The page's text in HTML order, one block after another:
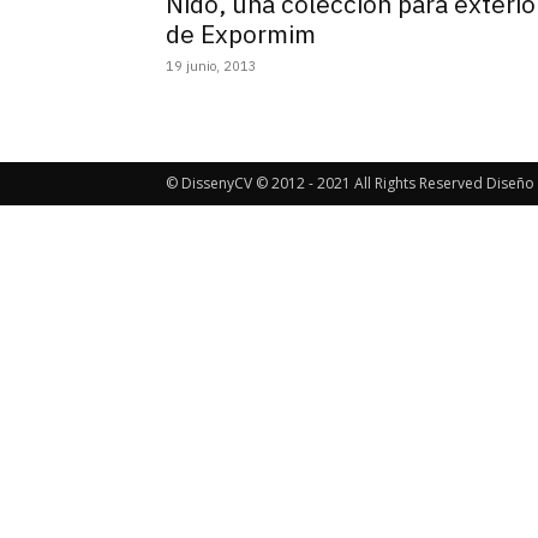
de Expormim
19 junio, 2013
© DissenyCV © 2012 - 2021 All Rights Reserved